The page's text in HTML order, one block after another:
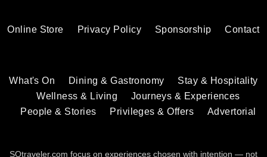
Online Store Privacy Policy Sponsorship Contact
What's On Dining & Gastronomy
Stay & Hospitality
Wellness & Living
Journeys & Experiences
People & Stories
Privileges & Offers Advertorial
SOtraveler.com focus on experiences chosen with intention — not